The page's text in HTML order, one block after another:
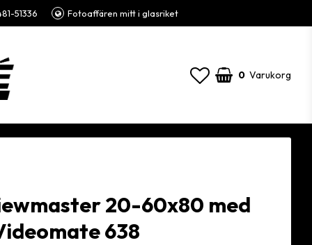
51336 Fotoaffären mitt i glasriket
0 Varukorg
20-60x80 med
638